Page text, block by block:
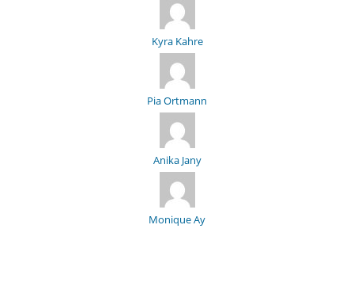
Kyra Kahre
Pia Ortmann
Anika Jany
Monique Ay